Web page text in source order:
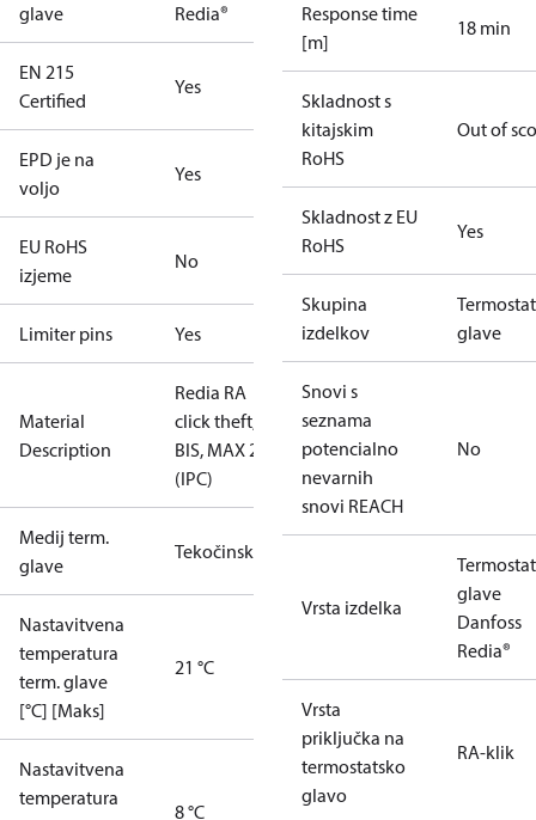
glave
Redia®
EN 215
Certified
Yes
EPD je na
voljo
Yes
EU RoHS
izjeme
No
Limiter pins Yes
Material
Description
Redia RA
click theft,
BIS, MAX 21°
(IPC)
Medij term.
glave
Tekočinski
Nastavitvena
temperatura
term. glave
[°C] [Maks]
21 °C
Nastavitvena
temperatura
8 °C
Response time
[m]
18 min
Skladnost s
kitajskim
RoHS
Out of
Skladnost z EU
RoHS
Yes
Skupina
izdelkov
glave
Snovi s
seznama
potencialno
nevarnih
snovi REACH
No
Vrsta izdelka
glave
Danfoss
Redia®
Vrsta
priključka na
termostatsko
glavo
RA-klik